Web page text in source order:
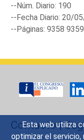
Esta web utiliza
optimizar el
--Núm. Diario: 190
--Fecha Diario: 20/
--Páginas: 9358
Contacto|